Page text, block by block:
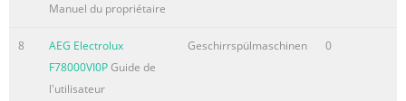
Manuel du propriétaire
8
AEG Electrolux
F78000VI0PGuide de
l'utilisateur
Geschirrspülmaschinen 0